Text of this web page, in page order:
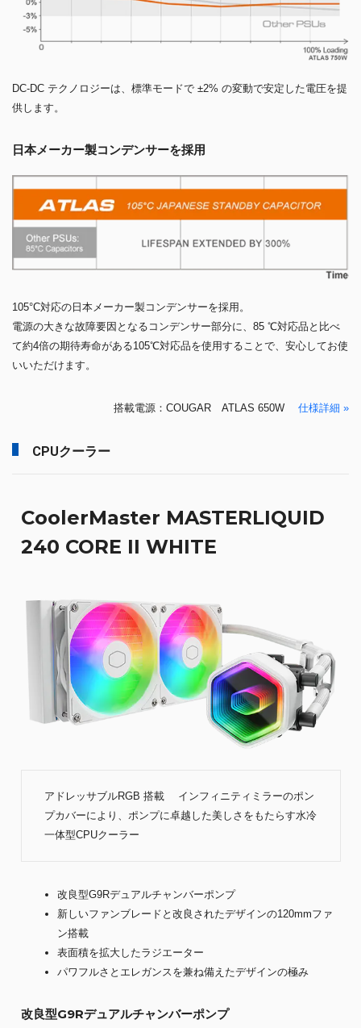
DC-DC テクノロジーは、標準モードで ±2% の変動で安定した電圧を提
供します。
日本メーカー製コンデンサーを採用
105°C対応の日本メーカー製コンデンサーを採用。
電源の大きな故障要因となるコンデンサー部分に、85 ℃対応品と比べ
て約4倍の期待寿命がある105℃対応品を使用することで、安心してお使
いいただけます。
搭載電源：COUGAR ATLAS 650W 仕様詳細 »
CPUクーラー
CoolerMaster MASTERLIQUID
240 CORE II WHITE
アドレッサブルRGB 搭載 インフィニティミラーのポン
プカバーにより、ポンプに卓越した美しさをもたらす水冷
一体型CPUクーラー
改良型G9Rデュアルチャンバーポンプ
新しいファンブレードと改良されたデザインの120mmファ
ン搭載
表面積を拡大したラジエーター
パワフルさとエレガンスを兼ね備えたデザインの極み
改良型G9Rデュアルチャンバーポンプ